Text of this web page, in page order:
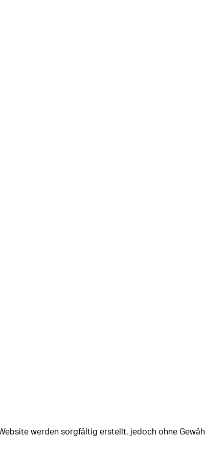
werden sorgfältig erstellt, jedoch ohne